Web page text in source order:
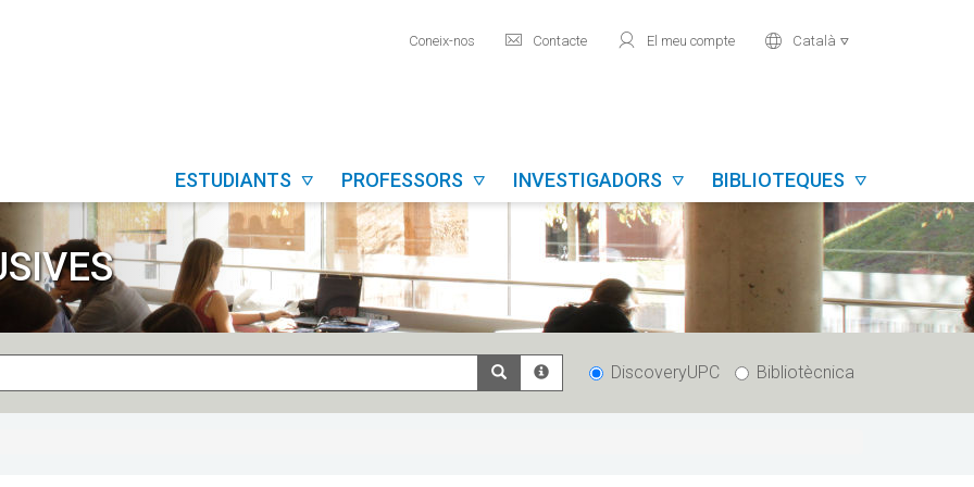
Coneix-nos mail Contacte user El meu compte world Català 
ESTUDIANTS  PROFESSORS  INVESTIGADORS  BIBLIOTEQUES 
DiscoveryUPC Bibliotècnica